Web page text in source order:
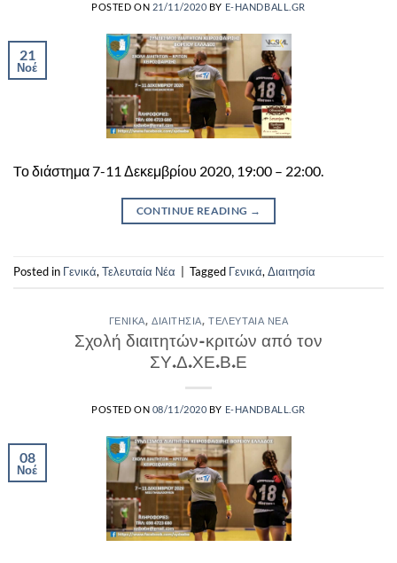
POSTED ON 21/11/2020 BY E-HANDBALL.GR
21
Νοέ
Tο διάστημα 7-11 Δεκεμβρίου 2020, 19:00 – 22:00.
CONTINUE READING →
Posted in Γενικά, Τελευταία Νέα Tagged Γενικά, Διαιτησία
ΓΕΝΙΚΆ,ΔΙΑΙΤΗΣΊΑ,ΤΕΛΕΥΤΑΊΑ ΝΈΑ
Σχολή διαιτητών-κριτών από τον
ΣΥ.Δ.ΧΕ.Β.Ε
POSTED ON 08/11/2020 BY E-HANDBALL.GR
08
Νοέ